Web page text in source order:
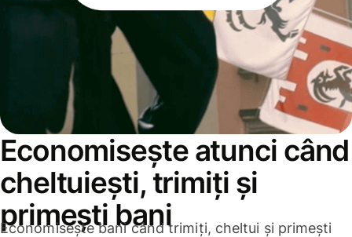
Economisește atunci când
cheltuiești, trimiți și
primești bani
Economisește bani când trimiți, cheltui și primești